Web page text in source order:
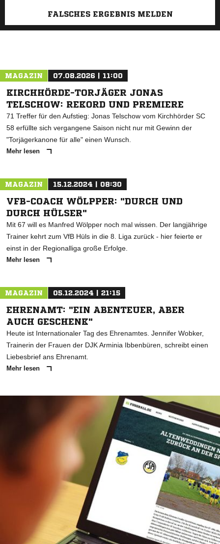
FALSCHES ERGEBNIS MELDEN
MAGAZIN 07.08.2026 | 11:00
KIRCHHÖRDE-TORJÄGER JONAS
TELSCHOW: REKORD UND PREMIERE
71 Treffer für den Aufstieg: Jonas Telschow vom Kirchhörder SC
58 erfüllte sich vergangene Saison nicht nur mit Gewinn der
"Torjägerkanone für alle" einen Wunsch.
Mehr lesen
MAGAZIN 15.12.2024 | 08:30
VFB-COACH WÖLPPER: "DURCH UND
DURCH HÜLSER"
Mit 67 will es Manfred Wölpper noch mal wissen. Der langjährige
Trainer kehrt zum VfB Hüls in die 8. Liga zurück - hier feierte er
einst in der Regionalliga große Erfolge.
Mehr lesen
MAGAZIN 05.12.2024 | 21:15
EHRENAMT: "EIN ABENTEUER, ABER
AUCH GESCHENK"
Heute ist Internationaler Tag des Ehrenamtes. Jennifer Wobker,
Trainerin der Frauen der DJK Arminia Ibbenbüren, schreibt einen
Liebesbrief ans Ehrenamt.
Mehr lesen